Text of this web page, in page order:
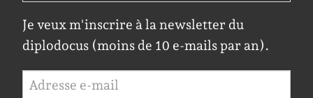
Je veux m'inscrire à la newsletter du
diplodocus (moins de 10 e-mails par an).